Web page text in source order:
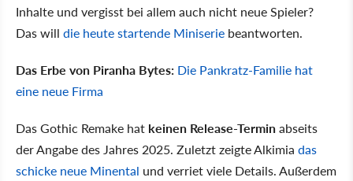
Inhalte und vergisst bei allem auch nicht neue Spieler?
Das will die heute startende Miniserie beantworten.
Das Erbe von Piranha Bytes: Die Pankratz-Familie hat
eine neue Firma
Das Gothic Remake hat keinen Release-Terminabseits
der Angabe des Jahres 2025. Zuletzt zeigte Alkimia das
schicke neue Minental und verriet viele Details. Außerdem